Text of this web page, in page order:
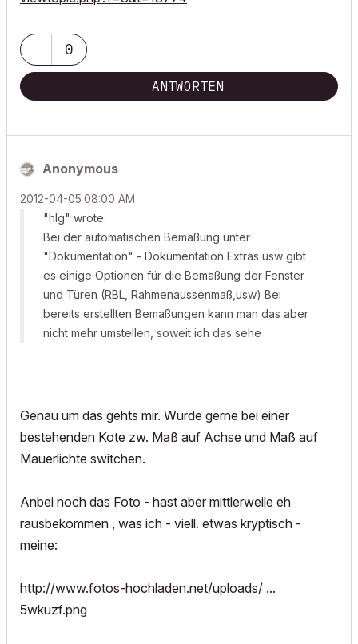
0
ANTWORTEN
Anonymous
‎2012-04-05 08:00 AM
"hlg" wrote:
Bei der automatischen Bemaßung unter
"Dokumentation" - Dokumentation Extras usw gibt
es einige Optionen für die Bemaßung der Fenster
und Türen (RBL, Rahmenaussenmaß,usw) Bei
bereits erstellten Bemaßungen kann man das aber
nicht mehr umstellen, soweit ich das sehe
Genau um das gehts mir. Würde gerne bei einer
bestehenden Kote zw. Maß auf Achse und Maß auf
Mauerlichte switchen.
Anbei noch das Foto - hast aber mittlerweile eh
rausbekommen , was ich - viell. etwas kryptisch -
meine:
http://www.fotos-hochladen.net/uploads/ ...
5wkuzf.png